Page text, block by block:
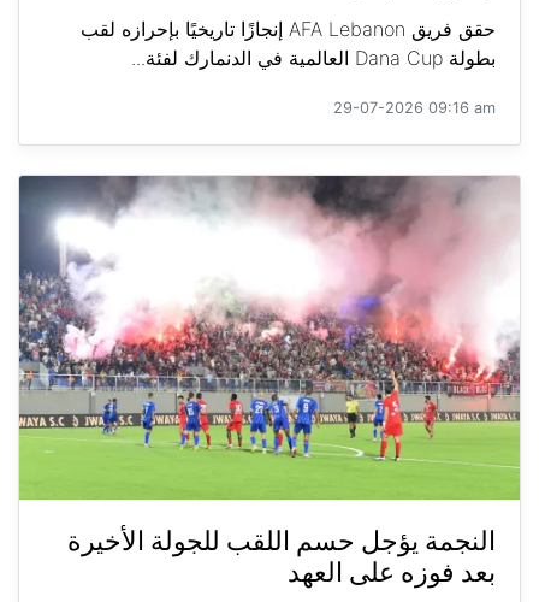
حقق فريق AFA Lebanon إنجازًا تاريخيًا بإحرازه لقب
بطولة Dana Cup العالمية في الدنمارك لفئة...
29-07-2026 09:16 am
النجمة يؤجل حسم اللقب للجولة الأخيرة
بعد فوزه على العهد